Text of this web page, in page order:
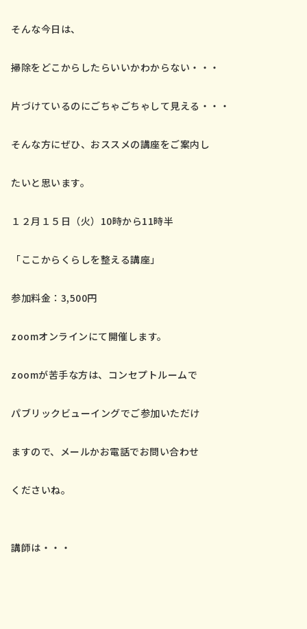
そんな今日は、
掃除をどこからしたらいいかわからない・・・
片づけているのにごちゃごちゃして見える・・・
そんな方にぜひ、おススメの講座をご案内し
たいと思います。
１２月１５日（火）10時から11時半
「ここからくらしを整える講座」
参加料金：3,500円
zoomオンラインにて開催します。
zoomが苦手な方は、コンセプトルームで
パブリックビューイングでご参加いただけ
ますので、メールかお電話でお問い合わせ
くださいね。
講師は・・・